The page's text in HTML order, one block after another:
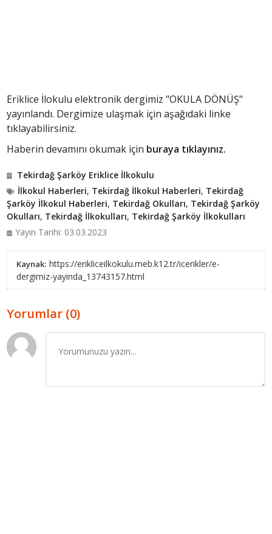
Eriklice İlokulu elektronik dergimiz "OKULA DÖNÜŞ"
yayınlandı. Dergimize ulaşmak için aşağıdaki linke
tıklayabilirsiniz.
Haberin devamını okumak için buraya tıklayınız.
Tekirdağ Şarköy Eriklice İlkokulu
İlkokul Haberleri, Tekirdağ İlkokul Haberleri, Tekirdağ
Şarköy İlkokul Haberleri, Tekirdağ Okulları, Tekirdağ Şarköy
Okulları, Tekirdağ İlkokulları, Tekirdağ Şarköy İlkokulları
Yayın Tarihi: 03.03.2023
Kaynak: https://erikliceilkokulu.meb.k12.tr/icerikler/e-
dergimiz-yayinda_13743157.html
Yorumlar (0)